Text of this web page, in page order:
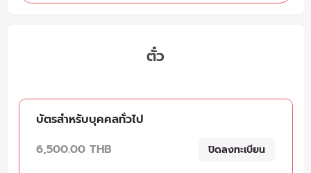
ตั๋ว
บัตรสำหรับบุคคลทั่วไป
6,500.00 THB
ปิดลงทะเบียน